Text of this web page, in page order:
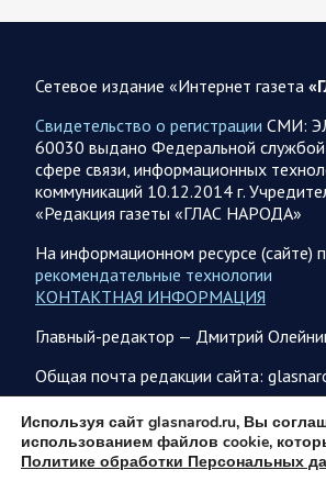
5 августа группировка войск «Север»
Черниговской области в районе…
05 АВГУСТА
05.08.2026 21:28
Украина
Олег Царев об Украине к исходу 5
Агентство Bloomberg утверждает, что в
секретная встреча бывших
чиновников из России, Великобритании,
Германии, на которой…
Сетевое издание «Интернет газета
Свидетельство о регистрации СМИ:
60030 выдано Федеральной службой
сфере связи, информационных
коммуникаций 10.12.2014 г.
«Редакция газеты «ГЛАС НАРОДА»
На информационном ресурсе (сайте)
рекомендательные технологии
КОНТАКТНАЯ ИНФОРМАЦИЯ
Главный-редактор — Дмитрий
Общая почта редакции сайта:
ПОДПИСКА
Используя сайт glasnarod.ru, Вы
использованием файлов cookie,
Политике обработки Персональных